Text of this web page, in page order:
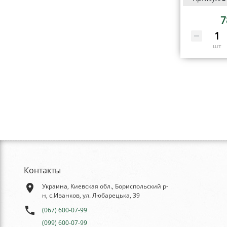
шт
Контакты
place
Украина, Киевская обл., Бориспольский р-
н, с.Иванков, ул. Любарецька, 39
phone
(067) 600-07-99
(099) 600-07-99